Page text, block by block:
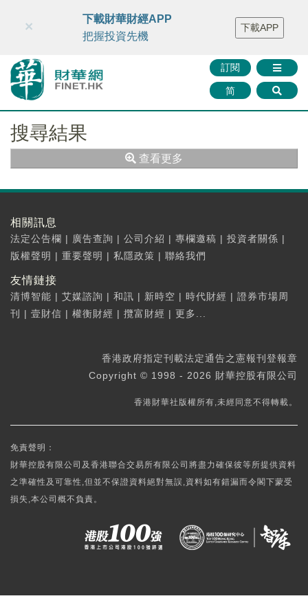
財華智庫網 FINTV FINMETA 財華證券 媒體矩陣
智庫沙龍
聯絡我們
訂閱
简
×
下載財華財經APP
把握投資先機
下載APP
搜尋結果
查看更多
相關訊息
法定公告欄 | 廣告查詢 | 公司介紹 | 專欄邀稿 | 投資者關係 |
版權聲明 | 重要聲明 | 私隱政策 | 聯絡我們
友情鏈接
清博智能 | 艾媒諮詢 | 和訊 | 新時空 | 時代財經 | 證券市場周
刊
| 壹財信 | 權衡財經 | 攬富財經 | 更多...
香港政府指定刊載法定通告之憲報刊登報章
Copyright © 1998 - 2026 財華控股有限公司
香港財華社版權所有,未經同意不得轉載。
免責聲明：
財華控股有限公司及香港聯合交易所有限公司將盡力確保彼等所提供資料
之準確性及可靠性,但並不保證資料絕對無誤,資料如有錯漏而令閣下蒙受
損失,本公司概不負責。